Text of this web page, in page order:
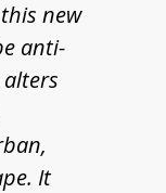
new
anti-
It